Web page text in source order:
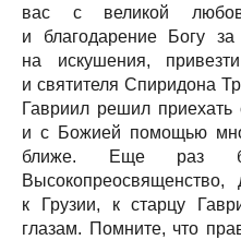
вас с великой
и благодарение Богу
на искушения,
и святителя Спиридона
Гавриил решил приехать
и с Божией помощью
ближе. Еще раз
к Грузии, к старцу
глазам. Помните, что